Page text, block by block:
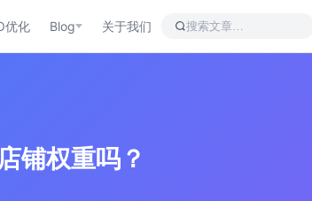
优化 Blog 关于我们
铺权重吗？